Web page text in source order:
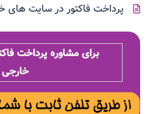
پرداخت فاکتور در سایت های
برای مشاوره پرداخت
خارجی